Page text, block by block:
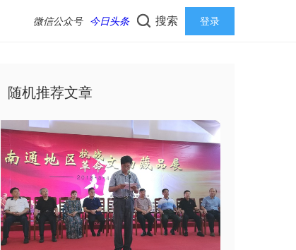
微信公众号 今日头条 搜索 登录
随机推荐文章